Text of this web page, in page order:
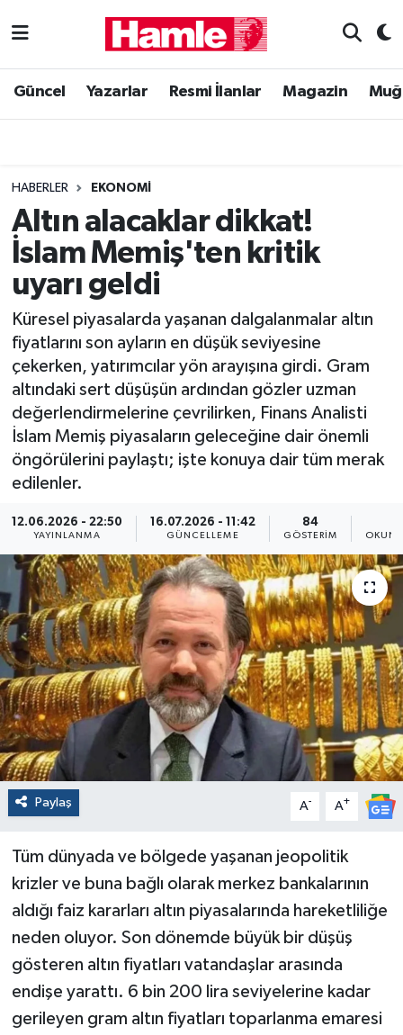
Güncel Yazarlar Resmi İlanlar Magazin
HABERLER EKONOMI
Altın alacaklar dikkat!
İslam Memiş'ten kritik
uyarı geldi
Küresel piyasalarda yaşanan dalgalanmalar altın
fiyatlarını son ayların en düşük seviyesine
çekerken, yatırımcılar yön arayışına girdi. Gram
altındaki sert düşüşün ardından gözler uzman
değerlendirmelerine çevrilirken, Finans Analisti
İslam Memiş piyasaların geleceğine dair önemli
öngörülerini paylaştı; işte konuya dair tüm merak
edilenler.
12.06.2026 - 22:50
YAYINLANMA
16.07.2026 - 11:42
GÜNCELLEME
84
GÖSTERIM
Paylaş A- A+
Tüm dünyada ve bölgede yaşanan jeopolitik
krizler ve buna bağlı olarak merkez bankalarının
aldığı faiz kararları altın piyasalarında hareketliliğe
neden oluyor. Son dönemde büyük bir düşüş
gösteren altın fiyatları vatandaşlar arasında
endişe yarattı. 6 bin 200 lira seviyelerine kadar
gerileyen gram altın fiyatları toparlanma emaresi
Güncel
Magazin
Muğla Haber
Siyaset
Muğla Nöbetçi Eczaneler
Muğla Trafik Yoğunluk Haritası
Süper Lig Puan Durumu ve Fikstür
Tüm Manşetler
Son Dakika Haberleri
Haber Arşivi